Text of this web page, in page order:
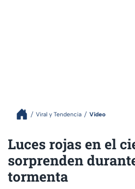
Viral y Tendencia Video
Luces rojas en el
sorprenden
tormenta